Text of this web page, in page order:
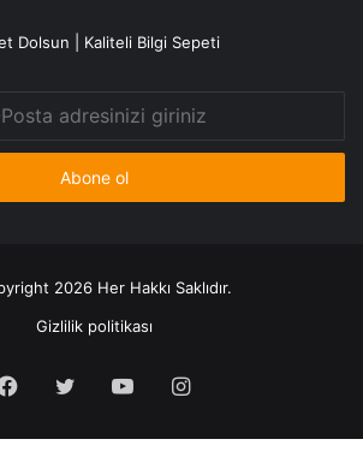
Dolsun | Kaliteli Bilgi Sepeti
2026 Her Hakkı Saklıdır.
Gizlilik politikası
Facebook
X YouTubeInstagram